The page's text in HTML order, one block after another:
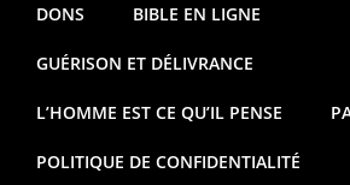
DONS BIBLE EN LIGNE
GUÉRISON ET DÉLIVRANCE
L’HOMME EST CE QU’IL PENSE
POLITIQUE DE CONFIDENTIALITÉ